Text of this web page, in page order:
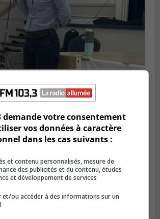
dévoile deux candidats
demande votre consentement
vos données à caractère
dans les cas suivants :
et contenu personnalisés, mesure de
des publicités et du contenu, études
et développement de services
et/ou accéder à des informations sur un